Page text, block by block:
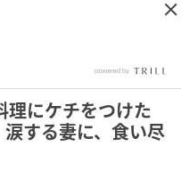
理にケチをつけた
する妻に、食い尽